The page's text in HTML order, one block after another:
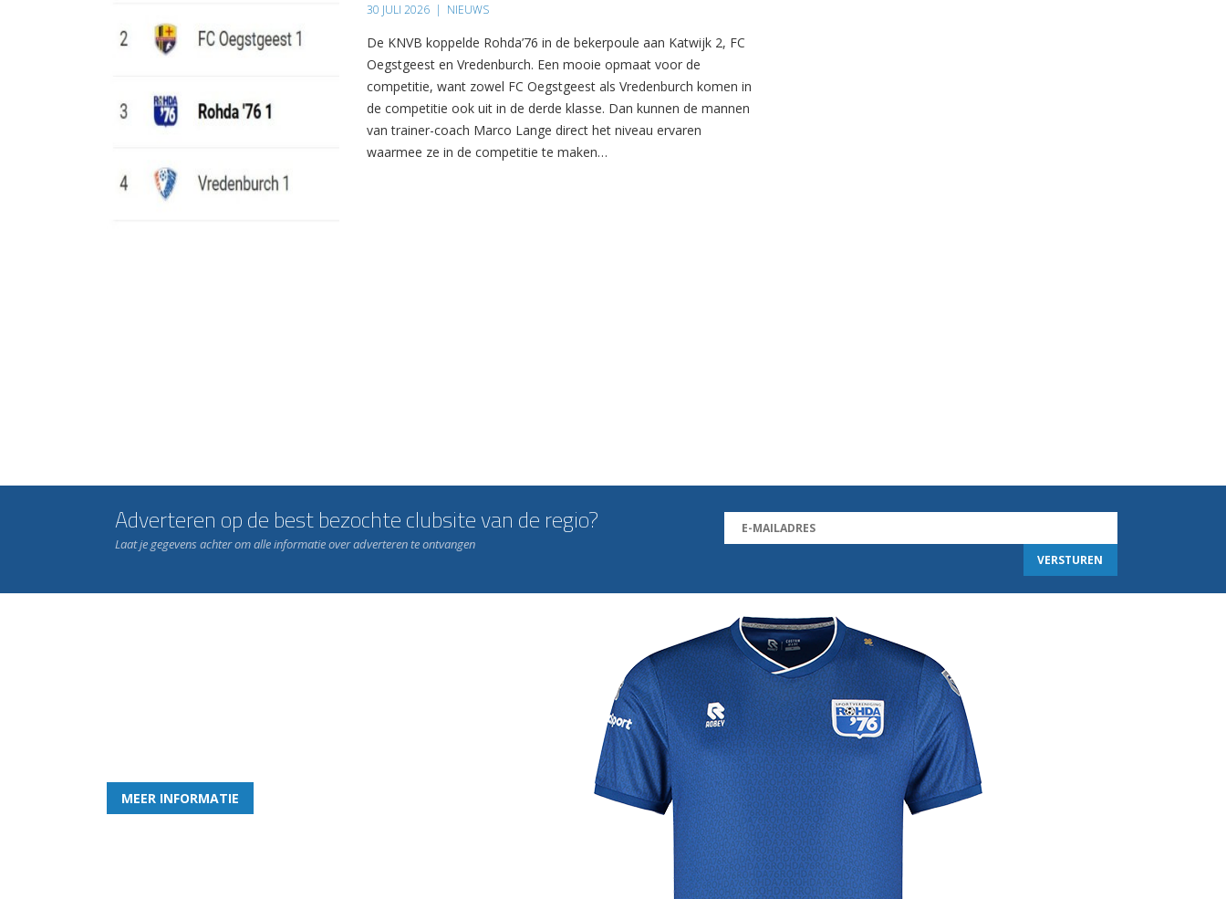
30 JULI 2026 | NIEUWS
De KNVB koppelde Rohda’76 in de bekerpoule aan Katwijk 2, FC
Oegstgeest en Vredenburch. Een mooie opmaat voor de
competitie, want zowel FC Oegstgeest als Vredenburch komen in
de competitie ook uit in de derde klasse. Dan kunnen de mannen
van trainer-coach Marco Lange direct het niveau ervaren
waarmee ze in de competitie te maken…
Adverteren op de best bezochte clubsite van de regio?
Laat je gegevens achter om alle informatie over adverteren te ontvangen
MEER INFORMATIE